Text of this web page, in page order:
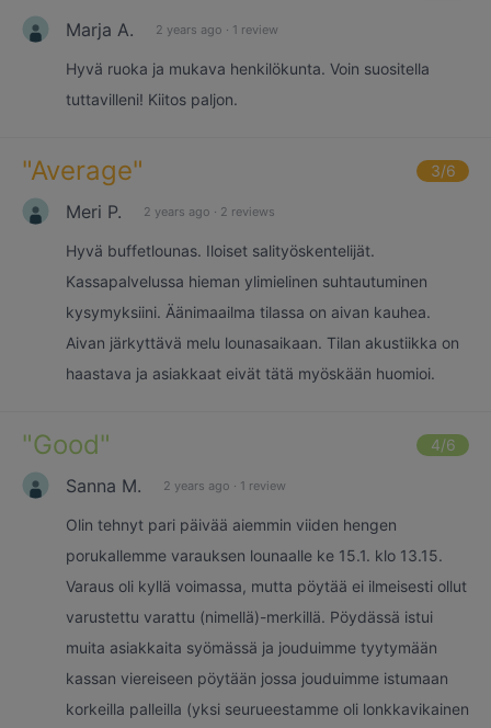
Marja A. 2 years ago · 1 review
Hyvä ruoka ja mukava henkilökunta. Voin suositella
tuttavilleni! Kiitos paljon.
"Average" 3/6
Meri P. 2 years ago · 2 reviews
Hyvä buffetlounas. Iloiset salityöskentelijät.
Kassapalvelussa hieman ylimielinen suhtautuminen
kysymyksiini. Äänimaailma tilassa on aivan kauhea.
Aivan järkyttävä melu lounasaikaan. Tilan akustiikka on
haastava ja asiakkaat eivät tätä myöskään huomioi.
"Good" 4/6
Sanna M. 2 years ago · 1 review
Olin tehnyt pari päivää aiemmin viiden hengen
porukallemme varauksen lounaalle ke 15.1. klo 13.15.
Varaus oli kyllä voimassa, mutta pöytää ei ilmeisesti ollut
varustettu varattu (nimellä)-merkillä. Pöydässä istui
muita asiakkaita syömässä ja jouduimme tyytymään
kassan viereiseen pöytään jossa jouduimme istumaan
korkeilla palleilla (yksi seurueestamme oli lonkkavikainen